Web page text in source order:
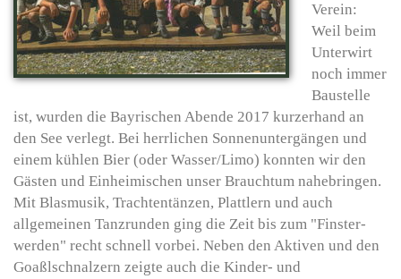
Verein:
Weil beim
Unterwirt
noch immer
Baustelle
ist, wurden die Bayrischen Abende 2017 kurzerhand an
den See verlegt. Bei herrlichen Sonnenuntergängen und
einem kühlen Bier (oder Wasser/Limo) konnten wir den
Gästen und Einheimischen unser Brauchtum nahebringen.
Mit Blasmusik, Trachtentänzen, Plattlern und auch
allgemeinen Tanzrunden ging die Zeit bis zum "Finster-
werden" recht schnell vorbei. Neben den Aktiven und den
Goaßlschnalzern zeigte auch die Kinder- und